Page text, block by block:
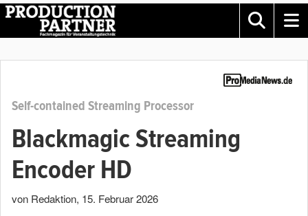
Self-contained Streaming Processor
Blackmagic Streaming
Encoder HD
von Redaktion, 15. Februar 2026